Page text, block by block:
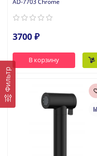
Фильтр
3700 ₽
В корзину